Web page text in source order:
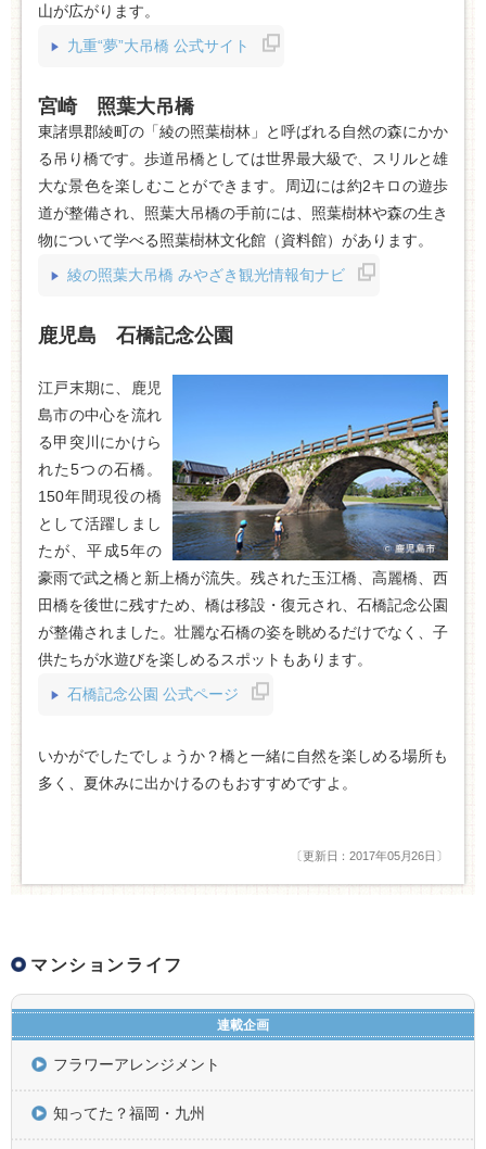
山が広がります。
九重“夢”大吊橋 公式サイト
宮崎 照葉大吊橋
東諸県郡綾町の「綾の照葉樹林」と呼ばれる自然の森にかか
る吊り橋です。歩道吊橋としては世界最大級で、スリルと雄
大な景色を楽しむことができます。周辺には約2キロの遊歩
道が整備され、照葉大吊橋の手前には、照葉樹林や森の生き
物について学べる照葉樹林文化館（資料館）があります。
綾の照葉大吊橋 みやざき観光情報旬ナビ
鹿児島 石橋記念公園
江戸末期に、鹿児
島市の中心を流れ
る甲突川にかけら
れた5つの石橋。
150年間現役の橋
として活躍しまし
たが、平成5年の
豪雨で武之橋と新上橋が流失。残された玉江橋、高麗橋、西
田橋を後世に残すため、橋は移設・復元され、石橋記念公園
が整備されました。壮麗な石橋の姿を眺めるだけでなく、子
供たちが水遊びを楽しめるスポットもあります。
石橋記念公園 公式ページ
いかがでしたでしょうか？橋と一緒に自然を楽しめる場所も
多く、夏休みに出かけるのもおすすめですよ。
〔更新日：2017年05月26日〕
マンションライフ
連載企画
フラワーアレンジメント
知ってた？福岡・九州